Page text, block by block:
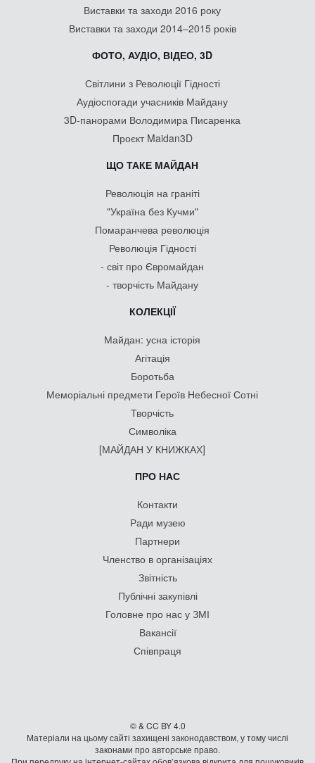
Виставки та заходи 2016 року
Виставки та заходи 2014–2015 років
ФОТО, АУДІО, ВІДЕО, 3D
Світлини з Революції Гідності
Аудіоспогади учасників Майдану
3D-панорами Володимира Писаренка
Проєкт Maidan3D
ЩО ТАКЕ МАЙДАН
Революція на граніті
"Україна без Кучми"
Помаранчева революція
Революція Гідності
- світ про Євромайдан
- творчість Майдану
КОЛЕКЦІЇ
Майдан: усна історія
Агітація
Боротьба
Меморіальні предмети Героїв Небесної Сотні
Творчість
Символіка
[МАЙДАН У КНИЖКАХ]
ПРО НАС
Контакти
Ради музею
Партнери
Членство в організаціях
Звітність
Публічні закупівлі
Головне про нас у ЗМІ
Вакансії
Співпраця
© & CC BY 4.0
Матеріали на цьому сайті захищені законодавством, у тому числі
законами про авторське право.